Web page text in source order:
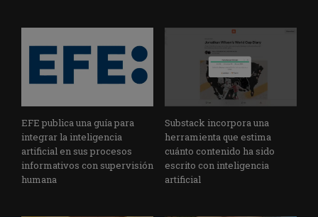
EFE publica una guía para
integrar la inteligencia
artificial en sus procesos
informativos con supervisión
humana
Substack incorpora una
herramienta que estima
cuánto contenido ha sido
escrito con inteligencia
artificial